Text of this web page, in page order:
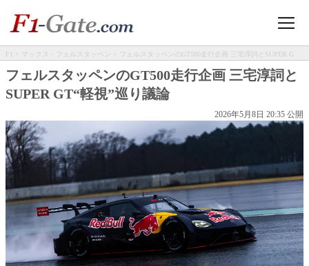
F1 > マックス・フェルスタッペン
> フェルスタッペンのGT500走行企画 三宅淳詞とSUPER G
T“軽視”巡り議論
フェルスタッペンのGT500走行企画 三宅淳詞と
SUPER GT“軽視”巡り議論
2026年5月8日 20:35 公開